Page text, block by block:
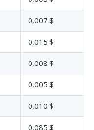
0,007 $
0,015 $
0,008 $
0,005 $
0,010 $
0,085 $